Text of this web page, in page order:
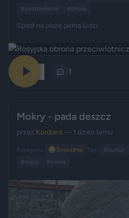
#zestrzelenie
#drona
Spadł na plażę pełną ludzi.
1
Mokry - pada deszcz
przez Kordiant— 1 dzień temu
Kategoria: 😂Śmieszne Tagi: #humor
#mem
#ironia